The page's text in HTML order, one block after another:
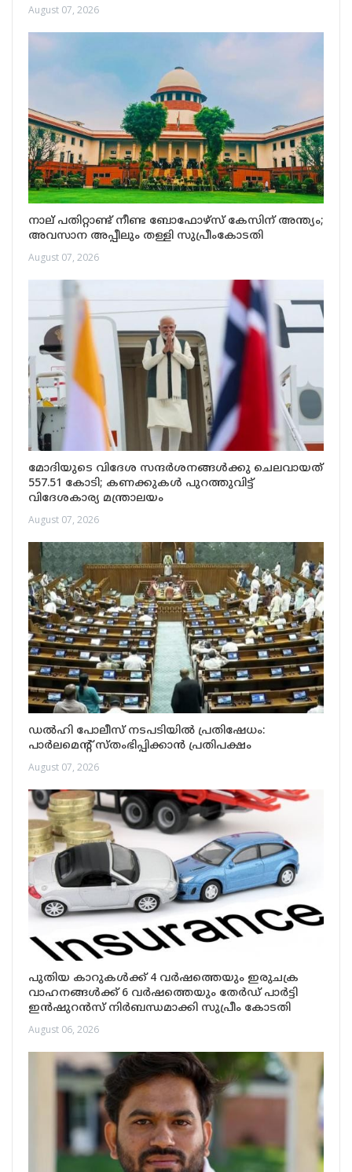
August 07, 2026
നാല് പതിറ്റാണ്ട് നീണ്ട ബോഫോഴ്സ് കേസിന് അന്ത്യം;
അവസാന അപ്പീലും തള്ളി സുപ്രീംകോടതി
August 07, 2026
മോദിയുടെ വിദേശ സന്ദർശനങ്ങൾക്കു ചെലവായത്
557.51 കോടി; കണക്കുകൾ പുറത്തുവിട്ട്
വിദേശകാര്യ മന്ത്രാലയം
August 07, 2026
ഡൽഹി പോലീസ് നടപടിയിൽ പ്രതിഷേധം:
പാർലമെന്റ് സ്തംഭിപ്പിക്കാൻ പ്രതിപക്ഷം
August 07, 2026
പുതിയ കാറുകൾക്ക് 4 വർഷത്തെയും ഇരുചക്ര
വാഹനങ്ങൾക്ക് 6 വർഷത്തെയും തേർഡ് പാർട്ടി
ഇൻഷുറൻസ് നിർബന്ധമാക്കി സുപ്രീം കോടതി
August 06, 2026